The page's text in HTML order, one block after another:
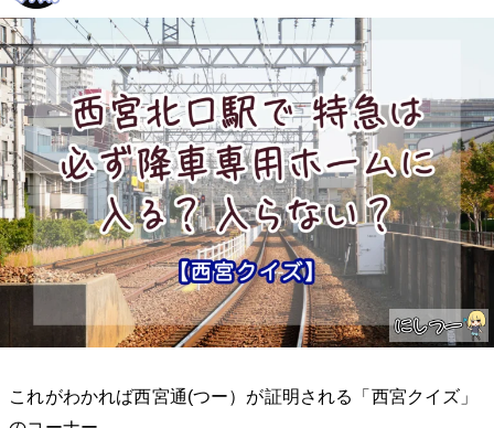
これがわかれば西宮通(つー）が証明される「西宮クイズ」